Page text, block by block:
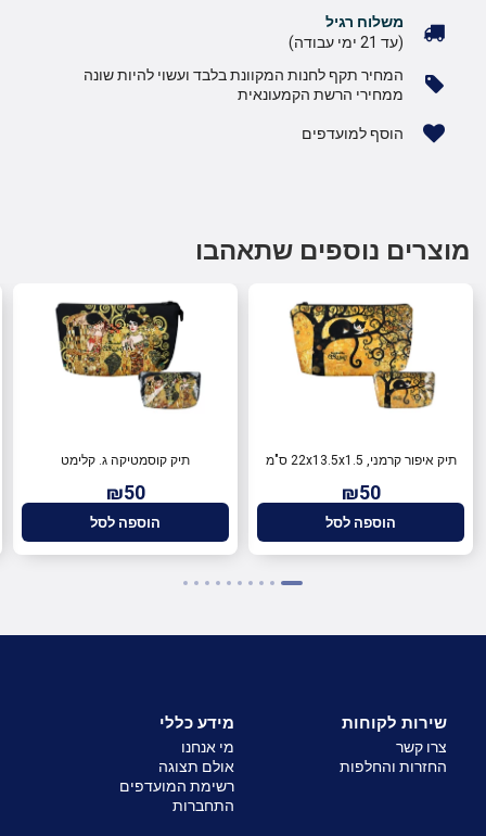
משלוח רגיל
(עד 21 ימי עבודה)
המחיר תקף לחנות המקוונת בלבד ועשוי להיות שונה
ממחירי הרשת הקמעונאית
הוסף למועדפים
מוצרים נוספים שתאהבו
תיק איפור קרמני, 22x13.5x1.5 ס"מ
₪50
הוספה לסל
תיק קוסמטיקה ג. קלימט
₪50
הוספה לסל
שירות לקוחות
צרו קשר
החזרות והחלפות
מידע כללי
מי אנחנו
אולם תצוגה
רשימת המועדפים
התחברות